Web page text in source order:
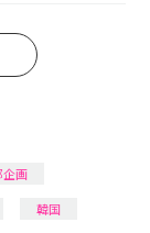
企画
韓国